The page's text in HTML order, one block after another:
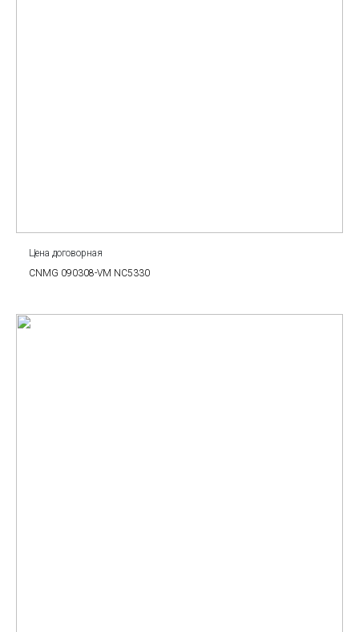
Цена договорная
CNMG 090308-VM NC5330